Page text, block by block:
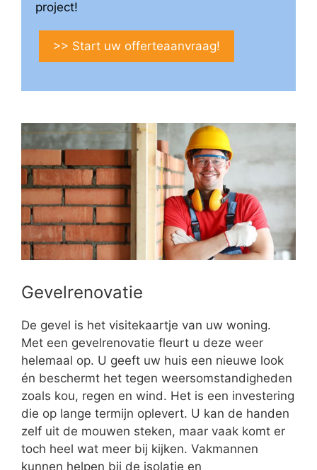
project!
>> Start uw offerteaanvraag!
Gevelrenovatie
De gevel is het visitekaartje van uw woning.
Met een gevelrenovatie fleurt u deze weer
helemaal op. U geeft uw huis een nieuwe look
én beschermt het tegen weersomstandigheden
zoals kou, regen en wind. Het is een investering
die op lange termijn oplevert. U kan de handen
zelf uit de mouwen steken, maar vaak komt er
toch heel wat meer bij kijken. Vakmannen
kunnen helpen bij de isolatie en